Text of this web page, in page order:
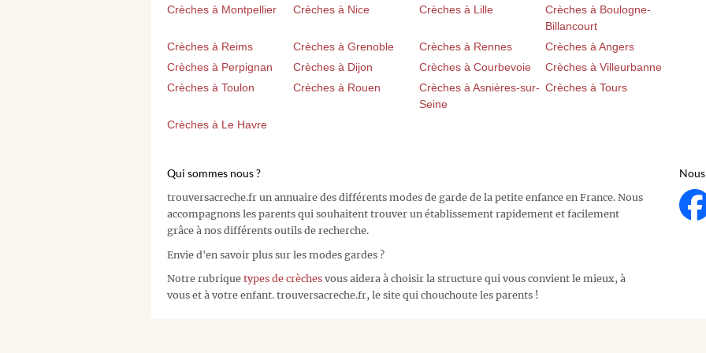
Crèches à Montpellier
Crèches à Nice Crèches à Lille
Crèches à Boulogne-
Billancourt
Crèches à Reims
Crèches à Grenoble Crèches à Rennes
Crèches à Angers
Crèches à Perpignan
Crèches à Dijon Crèches à Courbevoie
Crèches à Villeurbanne
Crèches à Toulon
Crèches à Rouen
Crèches à Asnières-sur-
Seine
Crèches à Tours
Crèches à Le Havre
Qui sommes nous ?
trouversacreche.fr un annuaire des différents modes de garde de la petite enfance en France. Nous
accompagnons les parents qui souhaitent trouver un établissement rapidement et facilement
grâce à nos différents outils de recherche.
Envie d'en savoir plus sur les modes gardes ?
Notre rubrique types de crèches vous aidera à choisir la structure qui vous convient le mieux, à
vous et à votre enfant. trouversacreche.fr, le site qui chouchoute les parents !